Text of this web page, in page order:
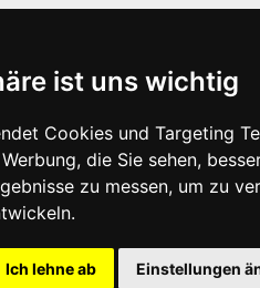
ist uns wichtig
Cookies und Targeting
die Sie sehen,
zu messen, um zu
Ich lehne ab Einstellungen